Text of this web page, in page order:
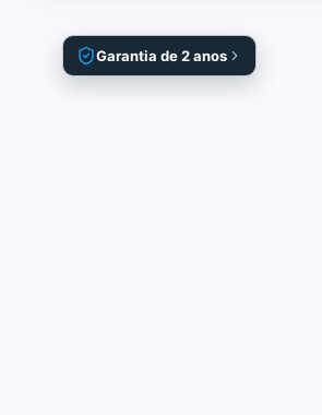
Garantia de 2 anos